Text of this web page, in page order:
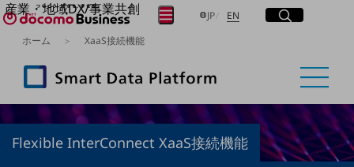
産業・地域DX/事業共創
OPEN HUB for Plural Futures
「社会可能性」を探究・実装する事業共創エコシステムです。
OPEN HUB for Plural Futuresとは
記事コンテンツ
プレイヤー(カタリスト/パートナー企業)
事例
JP日本語
EN Englishサイト内検索
開く
メニュー
開く
フリーワードを入力して探す
検索する
ホーム XaaS接続機能
Flexible InterConnect XaaS接続機能